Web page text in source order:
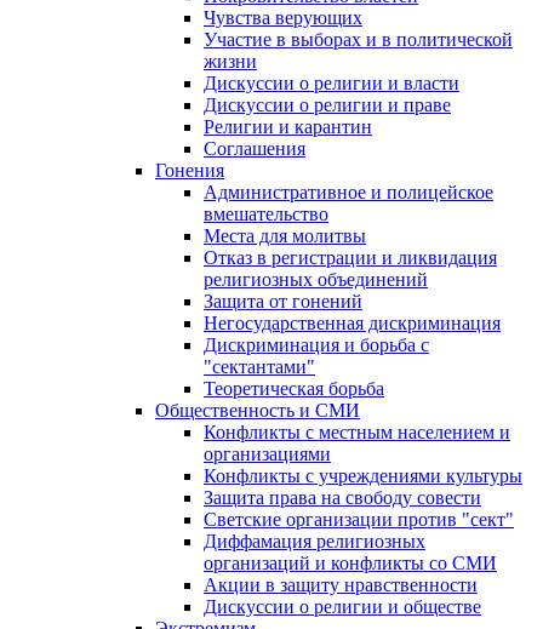
Чувства верующих
Участие в выборах и в политической
жизни
Дискуссии о религии и власти
Дискуссии о религии и праве
Религии и карантин
Соглашения
Гонения
Административное и полицейское
вмешательство
Места для молитвы
Отказ в регистрации и ликвидация
религиозных объединений
Защита от гонений
Негосударственная дискриминация
Дискриминация и борьба с
"сектантами"
Теоретическая борьба
Общественность и СМИ
Конфликты с местным населением и
организациями
Конфликты с учреждениями культуры
Защита права на свободу совести
Светские организации против "сект"
Диффамация религиозных
организаций и конфликты со СМИ
Акции в защиту нравственности
Дискуссии о религии и обществе